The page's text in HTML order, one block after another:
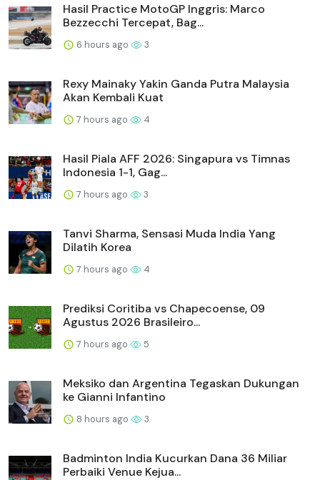
Hasil Practice MotoGP Inggris: Marco
Bezzecchi Tercepat, Bag...
6 hours ago 3
Rexy Mainaky Yakin Ganda Putra Malaysia
Akan Kembali Kuat
7 hours ago 4
Hasil Piala AFF 2026: Singapura vs Timnas
Indonesia 1-1, Gag...
7 hours ago 3
Tanvi Sharma, Sensasi Muda India Yang
Dilatih Korea
7 hours ago 4
Prediksi Coritiba vs Chapecoense, 09
Agustus 2026 Brasileiro...
7 hours ago 5
Meksiko dan Argentina Tegaskan Dukungan
ke Gianni Infantino
8 hours ago 3
Badminton India Kucurkan Dana 36 Miliar
Perbaiki Venue Kejua...